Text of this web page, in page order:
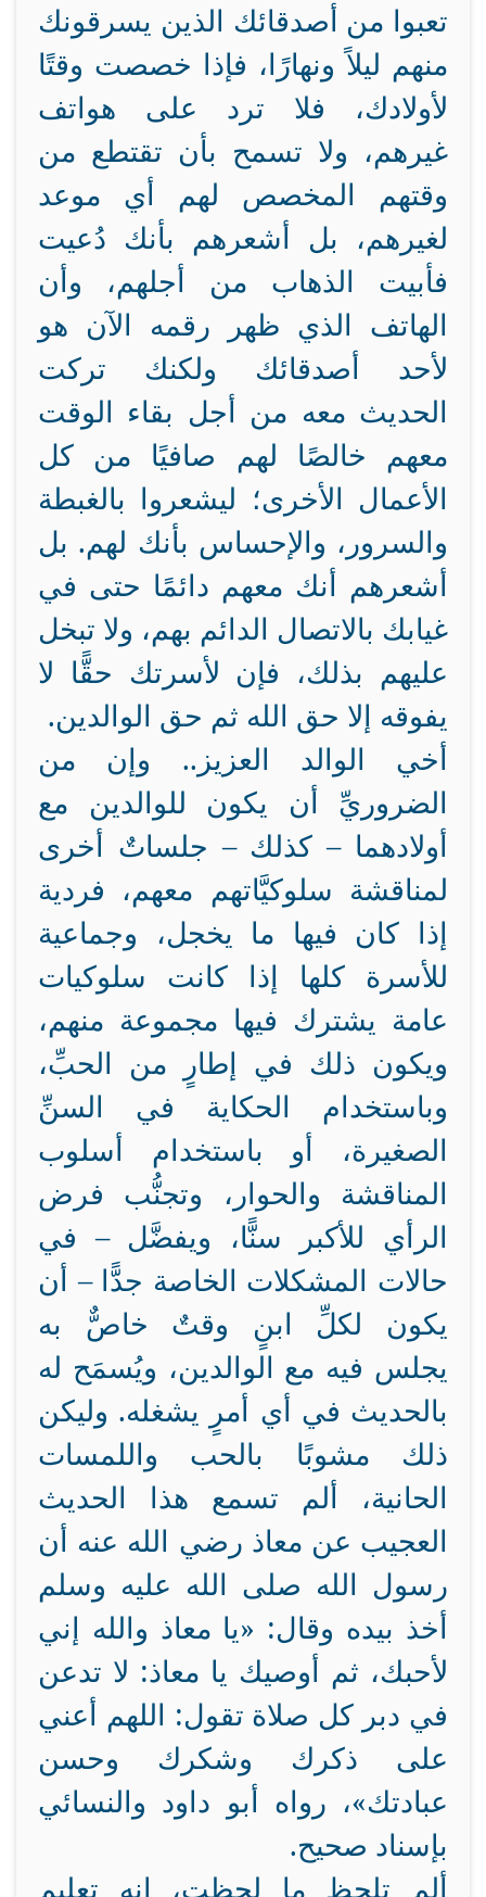
تعبوا من أصدقائك الذين يسرقونك
منهم ليلاً ونهارًا، فإذا خصصت وقتًا
لأولادك، فلا ترد على هواتف
غيرهم، ولا تسمح بأن تقتطع من
وقتهم المخصص لهم أي موعد
لغيرهم، بل أشعرهم بأنك دُعيت
فأبيت الذهاب من أجلهم، وأن
الهاتف الذي ظهر رقمه الآن هو
لأحد أصدقائك ولكنك تركت
الحديث معه من أجل بقاء الوقت
معهم خالصًا لهم صافيًا من كل
الأعمال الأخرى؛ ليشعروا بالغبطة
والسرور، والإحساس بأنك لهم. بل
أشعرهم أنك معهم دائمًا حتى في
غيابك بالاتصال الدائم بهم، ولا تبخل
عليهم بذلك، فإن لأسرتك حقًّا لا
يفوقه إلا حق الله ثم حق الوالدين.
أخي الوالد العزيز.. وإن من
الضروريِّ أن يكون للوالدين مع
أولادهما – كذلك – جلساتٌ أخرى
لمناقشة سلوكيَّاتهم معهم، فردية
إذا كان فيها ما يخجل، وجماعية
للأسرة كلها إذا كانت سلوكيات
عامة يشترك فيها مجموعة منهم،
ويكون ذلك في إطارٍ من الحبِّ،
وباستخدام الحكاية في السنِّ
الصغيرة، أو باستخدام أسلوب
المناقشة والحوار، وتجنُّب فرض
الرأي للأكبر سنًّا، ويفضَّل – في
حالات المشكلات الخاصة جدًّا – أن
يكون لكلِّ ابنٍ وقتٌ خاصٌّ به
يجلس فيه مع الوالدين، ويُسمَح له
بالحديث في أي أمرٍ يشغله. وليكن
ذلك مشوبًا بالحب واللمسات
الحانية، ألم تسمع هذا الحديث
العجيب عن معاذ رضي الله عنه أن
رسول الله صلى الله عليه وسلم
أخذ بيده وقال: «يا معاذ والله إني
لأحبك، ثم أوصيك يا معاذ: لا تدعن
في دبر كل صلاة تقول: اللهم أعني
على ذكرك وشكرك وحسن
عبادتك»، رواه أبو داود والنسائي
بإسناد صحيح.
ألم تلحظ ما لحظت، إنه تعليم